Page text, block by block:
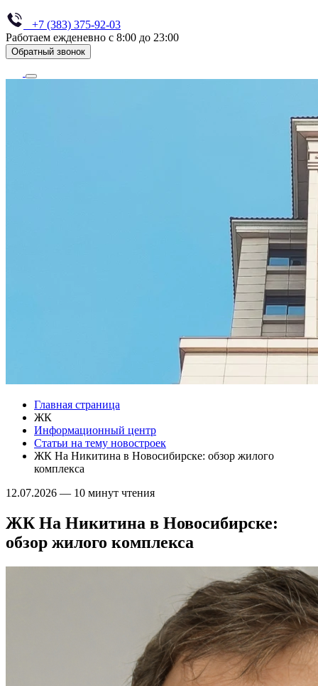
+7 (383) 375-92-03
Работаем ежденевно с 8:00 до 23:00
Обратный звонок
Главная страница
ЖК
Информационный центр
Статьи на тему новостроек
ЖК На Никитина в Новосибирске: обзор жилого
комплекса
12.07.2026 — 10 минут чтения
ЖК На Никитина в Новосибирске:
обзор жилого комплекса